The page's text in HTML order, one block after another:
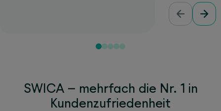
SWICA – mehrfach die Nr. 1 in
Kundenzufriedenheit